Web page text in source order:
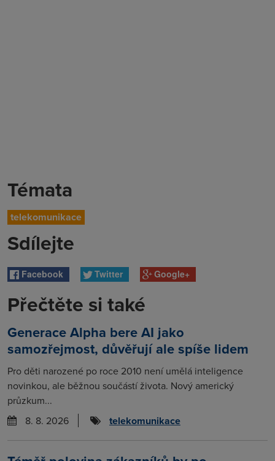
Témata
telekomunikace
Sdílejte
Facebook Twitter Google+
Přečtěte si také
Generace Alpha bere AI jako
samozřejmost, důvěřují ale spíše lidem
Pro děti narozené po roce 2010 není umělá inteligence
novinkou, ale běžnou součástí života. Nový americký
průzkum...
8. 8. 2026
telekomunikace